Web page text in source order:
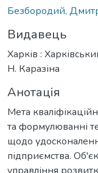
Безбородий,
Видавець
Харків :
Н. Каразіна
Анотація
Мета
та формулюванні
щодо
підприємства.